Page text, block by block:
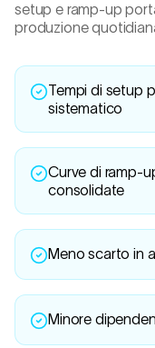
setup e ramp-up
produzione
Tempi di setup
sistematico
Curve di ramp-
consolidate
Meno scarto in
Minore